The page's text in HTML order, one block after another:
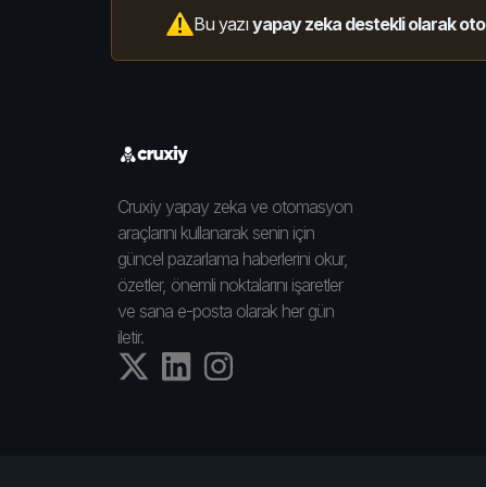
Bu yazıyapay zeka destekli olarak
Cruxiy yapay zeka ve otomasyon
araçlarını kullanarak senin için
güncel pazarlama haberlerini okur,
özetler, önemli noktalarını işaretler
ve sana e-posta olarak her gün
iletir.